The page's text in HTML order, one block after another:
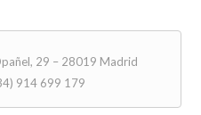
29 – 28019 Madrid
914 699 179